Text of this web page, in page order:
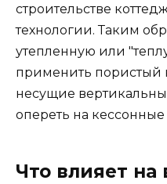
строительстве
технологии. Таким
утепленную или
применить пористый
несущие
опереть на
Что влияет на